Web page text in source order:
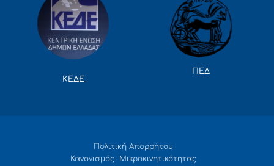
ΚΕΔΕ
ΠΕΔ
Πολιτική Απορρήτου
Κανονισμός Μικροκινητικότητας